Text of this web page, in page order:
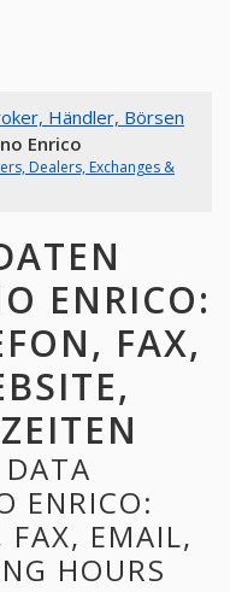
Händler, Börsen
Enrico
Dealers, Exchanges &
ENRICO:
FAX,
ENRICO:
FAX, EMAIL,
HOURS